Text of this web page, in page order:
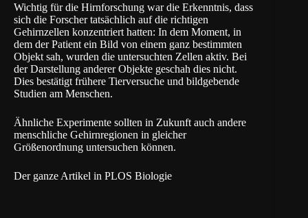
Wichtig für die Hirnforschung war die Erkenntnis, dass
sich die Forscher tatsächlich auf die richtigen
Gehirnzellen konzentriert hatten: In dem Moment, in
dem der Patient ein Bild von einem ganz bestimmten
Objekt sah, wurden die untersuchten Zellen aktiv. Bei
der Darstellung anderer Objekte geschah dies nicht.
Dies bestätigt frühere Tierversuche und bildgebende
Studien am Menschen.
Ähnliche Experimente sollten in Zukunft auch andere
menschliche Gehirnregionen in gleicher
Größenordnung untersuchen können.
Der ganze Artikel in PLOS Biologie